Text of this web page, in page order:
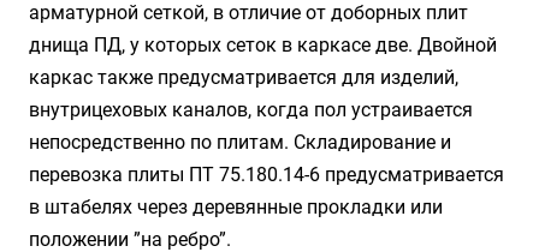
арматурной сеткой, в отличие от доборных плит
днища ПД, у которых сеток в каркасе две. Двойной
каркас также предусматривается для изделий,
внутрицеховых каналов, когда пол устраивается
непосредственно по плитам. Складирование и
перевозка плиты ПТ 75.180.14-6 предусматривается
в штабелях через деревянные прокладки или
положении ”на ребро”.